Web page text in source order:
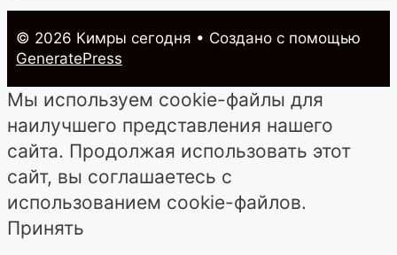
© 2026 Кимры cегодня • Создано с помощью
GeneratePress
Мы используем cookie-файлы для
наилучшего представления нашего
сайта. Продолжая использовать этот
сайт, вы соглашаетесь с
использованием cookie-файлов.
Принять